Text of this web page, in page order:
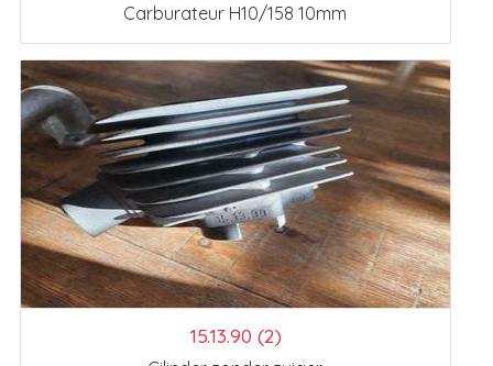
Carburateur H10/158 10mm
15.13.90 (2)